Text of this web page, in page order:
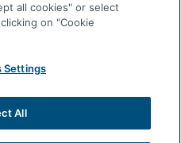
commerciale di
IVA del Gruppo
01333550323
all cookies" or select
on "Cookie
Settings
All